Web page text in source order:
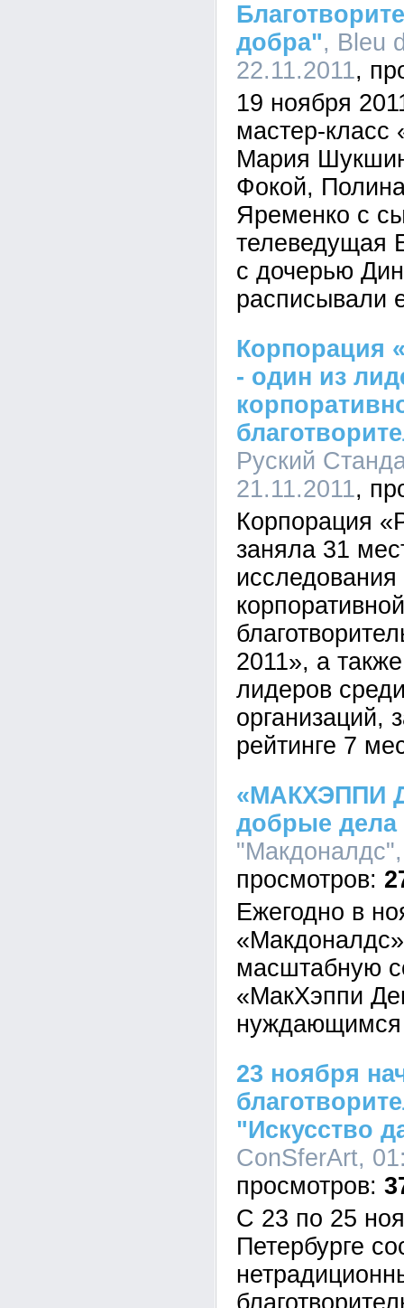
добра", Bleu
22.11.2011
19 ноября
мастер-класс
Мария
Фокой,
Яременко с
телеведущая
с дочерью
расписывали
Корпорация
- один из
Руский
21.11.2011
Корпорация
заняла 31
корпоративной
2011», а
лидеров
организаций,
рейтинге 7
«МАКХЭППИ
добрые дела
Eжегодно в
масштабную
«МакХэппи
нуждающимся
23 ноября
"Искусство
ConSferArt,
С 23 по 25
Петербурге